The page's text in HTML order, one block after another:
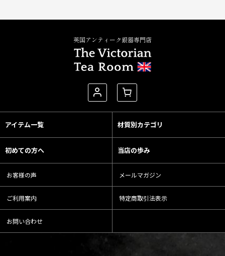
英国アンティーク銀器専門店
アイテム一覧 材質別カテゴリ
初めての方へ 当店の歩み
お客様の声 メールマガジン
ご利用案内 特定商取引法表示
お問い合わせ